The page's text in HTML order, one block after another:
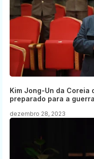
Kim Jong-Un da Coreia
preparado para a guerra
dezembro 28, 2023